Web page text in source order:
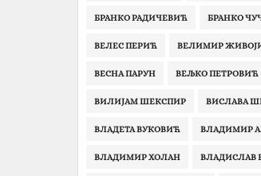
БРАНКО РАДИЧЕВИЋ БРАНКО
ВЕЛЕС ПЕРИЋ ВЕЛИМИР
ВЕСНА ПАРУН ВЕЉКО ПЕТРОВИЋ
ВИЛИЈАМ ШЕКСПИР ВИСЛАВА
ВЛАДЕТА ВУКОВИЋ ВЛАДИМИР
ВЛАДИМИР ХОЛАН ВЛАДИСЛАВ